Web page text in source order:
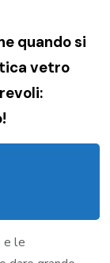
quando si
vetro
e le